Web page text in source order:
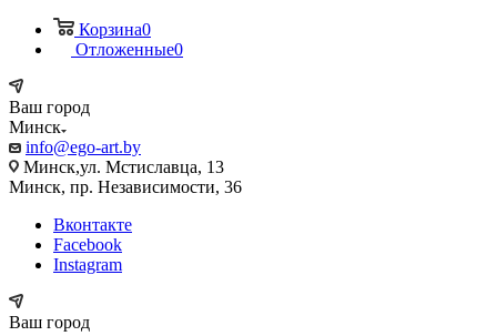
Корзина0
Отложенные0
Ваш город
Минск
info@ego-art.by
Минск,ул. Мстиславца, 13
Минск, пр. Независимости, 36
Вконтакте
Facebook
Instagram
Ваш город